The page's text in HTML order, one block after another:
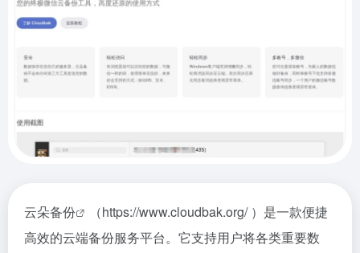
云朵备份
（https://www.cloudbak.org/ ）是一款便捷
高效的云端备份服务平台。它支持用户将各类重要数